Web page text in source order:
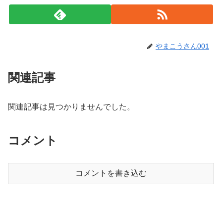
やまこうさん001
関連記事
関連記事は見つかりませんでした。
コメント
コメントを書き込む